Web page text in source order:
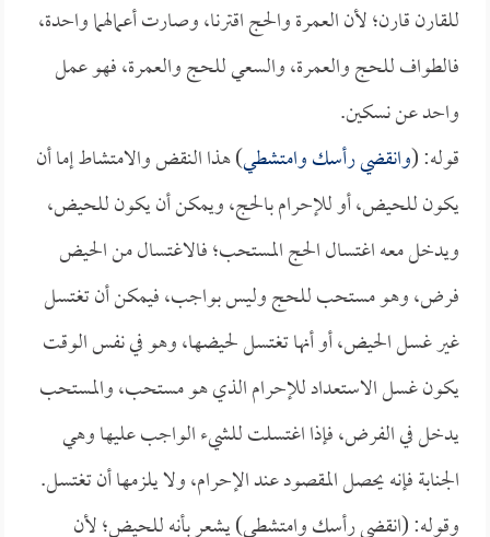
للقارن قارن؛ لأن العمرة والحج اقترنا، وصارت أعمالهما واحدة،
فالطواف للحج والعمرة، والسعي للحج والعمرة، فهو عمل
واحد عن نسكين.
قوله: (وانقضي رأسك وامتشطي) هذا النقض والامتشاط إما أن
يكون للحيض، أو للإحرام بالحج، ويمكن أن يكون للحيض،
ويدخل معه اغتسال الحج المستحب؛ فالاغتسال من الحيض
فرض، وهو مستحب للحج وليس بواجب، فيمكن أن تغتسل
غير غسل الحيض، أو أنها تغتسل لحيضها، وهو في نفس الوقت
يكون غسل الاستعداد للإحرام الذي هو مستحب، والمستحب
يدخل في الفرض، فإذا اغتسلت للشيء الواجب عليها وهي
الجنابة فإنه يحصل المقصود عند الإحرام، ولا يلزمها أن تغتسل.
وقوله: (انقضي رأسك وامتشطي) يشعر بأنه للحيض؛ لأن